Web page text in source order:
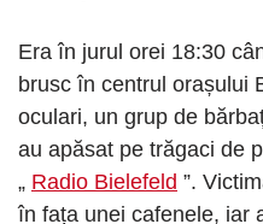
Era în jurul orei 18:30
brusc în centrul orașului
oculari, un grup de
au apăsat pe trăgaci de
„ Radio Bielefeld ”.
în fața unei cafenele, iar